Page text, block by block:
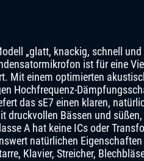
„glatt, knackig, schnell und
ist für eine
Mit einem optimierten
Hochfrequenz-
das sE7 einen klaren,
druckvollen Bässen und
A hat keine ICs oder
natürlichen
Klavier, Streicher,